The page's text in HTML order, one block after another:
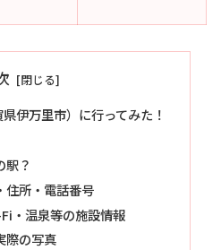
伊万里市）に行ってみた！
駅？
住所・電話番号
・温泉等の施設情報
際の写真